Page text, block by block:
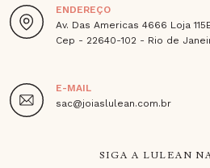
ENDEREÇO
Av. Das Americas 4666 Loja
Cep - 22640-102 - Rio de
E-MAIL
sac@joiaslulean.com.br
SIGA A LULEAN